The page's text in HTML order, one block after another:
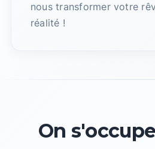
nous transformer votre
réalité !
On s'occupe